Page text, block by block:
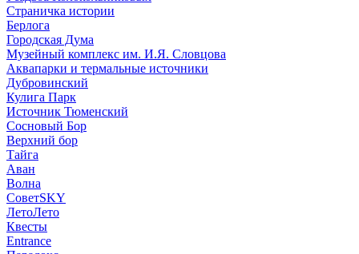
Страничка истории
Берлога
Городская Дума
Музейный комплекс им. И.Я. Словцова
Аквапарки и термальные источники
Дубровинский
Кулига Парк
Источник Тюменский
Сосновый Бор
Верхний бор
Тайга
Аван
Волна
СоветSKY
ЛетоЛето
Квесты
Entrance